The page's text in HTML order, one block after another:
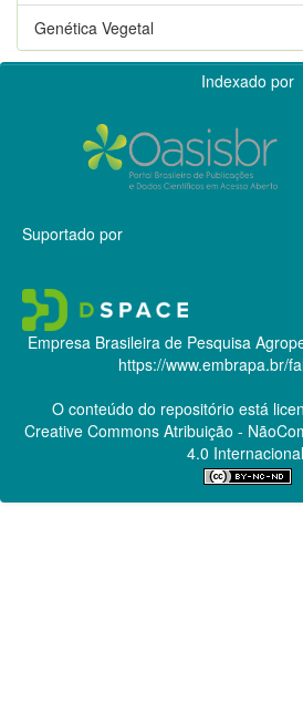
Genética Vegetal
Indexado por
Suportado por
Empresa Brasileira de Pesquisa
https://www.embrapa.br/
O conteúdo do repositório está
Creative CommonsAtribuição -
4.0